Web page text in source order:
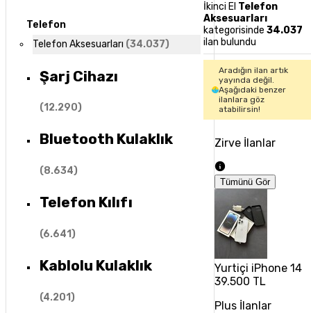
Telefon
Telefon Aksesuarları (34.037)
Şarj Cihazı
(12.290)
Bluetooth Kulaklık
(8.634)
Telefon Kılıfı
(6.641)
Kablolu Kulaklık
(4.201)
İkinci El Telefon
Aksesuarları
kategorisinde 34.037
ilan bulundu
Aradığın ilan artık
yayında değil.
Aşağıdaki benzer
ilanlara göz
atabilirsin!
Zirve İlanlar
Tümünü Gör
Yurtiçi iPhone 14
39.500 TL
Plus İlanlar